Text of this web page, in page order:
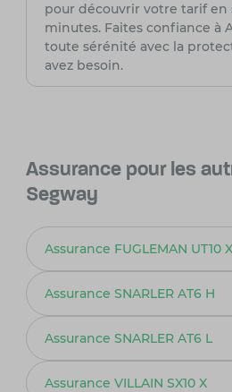
pour découvrir votre tarif en
minutes. Faites confiance à
toute sérénité avec la
avez besoin.
Assurance pour les
Segway
Assurance FUGLEMAN UT10 X
Assurance SNARLER AT6 H
Assurance SNARLER AT6 L
Assurance VILLAIN SX10 X